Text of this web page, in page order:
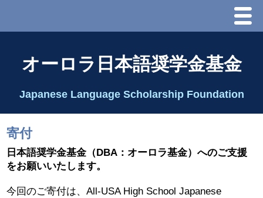
Menu
理事長代行あいさつ
2025 理事会
オーロラ日本語奨学金基金
Japanese Language Scholarship Foundation
寄付
日本語奨学金基金（DBA：オーロラ基金）へのご支援
をお願いいたします。
今回のご寄付は、All-USA High School Japanese